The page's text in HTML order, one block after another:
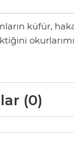
küfür,
(0)